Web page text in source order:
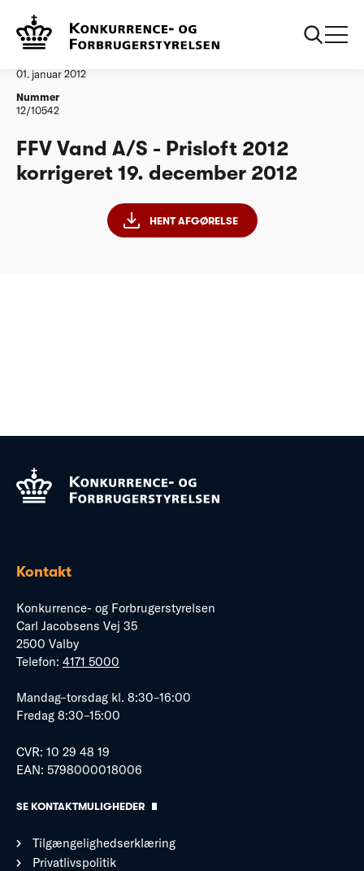
Vandtilsyn
01. januar 2012
Nummer
12/10542
FFV Vand A/S - Prisloft 2012
korrigeret 19. december 2012
HENT AFGØRELSE
Kontakt
Konkurrence- og Forbrugerstyrelsen
Carl Jacobsens Vej 35
2500 Valby
Telefon: 4171 5000
Mandag–torsdag kl. 8:30–16:00
Fredag 8:30–15:00
CVR: 10 29 48 19
EAN: 5798000018006
SE KONTAKTMULIGHEDER
Tilgængelighedserklæring
Privatlivspolitik